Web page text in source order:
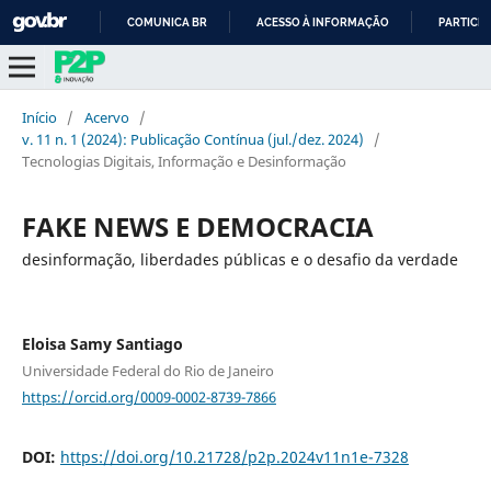
COMUNICA BR ACESSO À INFORMAÇÃO
Início / Acervo /
v. 11 n. 1 (2024): Publicação Contínua (jul./dez. 2024)
/
Tecnologias Digitais, Informação e Desinformação
FAKE NEWS E DEMOCRACIA
desinformação, liberdades públicas e o desafio da verdade
Eloisa Samy Santiago
Universidade Federal do Rio de Janeiro
https://orcid.org/0009-0002-8739-7866
DOI: https://doi.org/10.21728/p2p.2024v11n1e-7328